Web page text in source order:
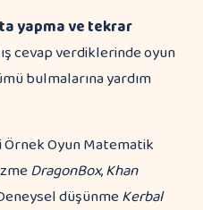
yapma ve tekrar
cevap verdiklerinde oyun
bulmalarına yardım
Oyun Matematik
DragonBox,Khan
düşünmeKerbal